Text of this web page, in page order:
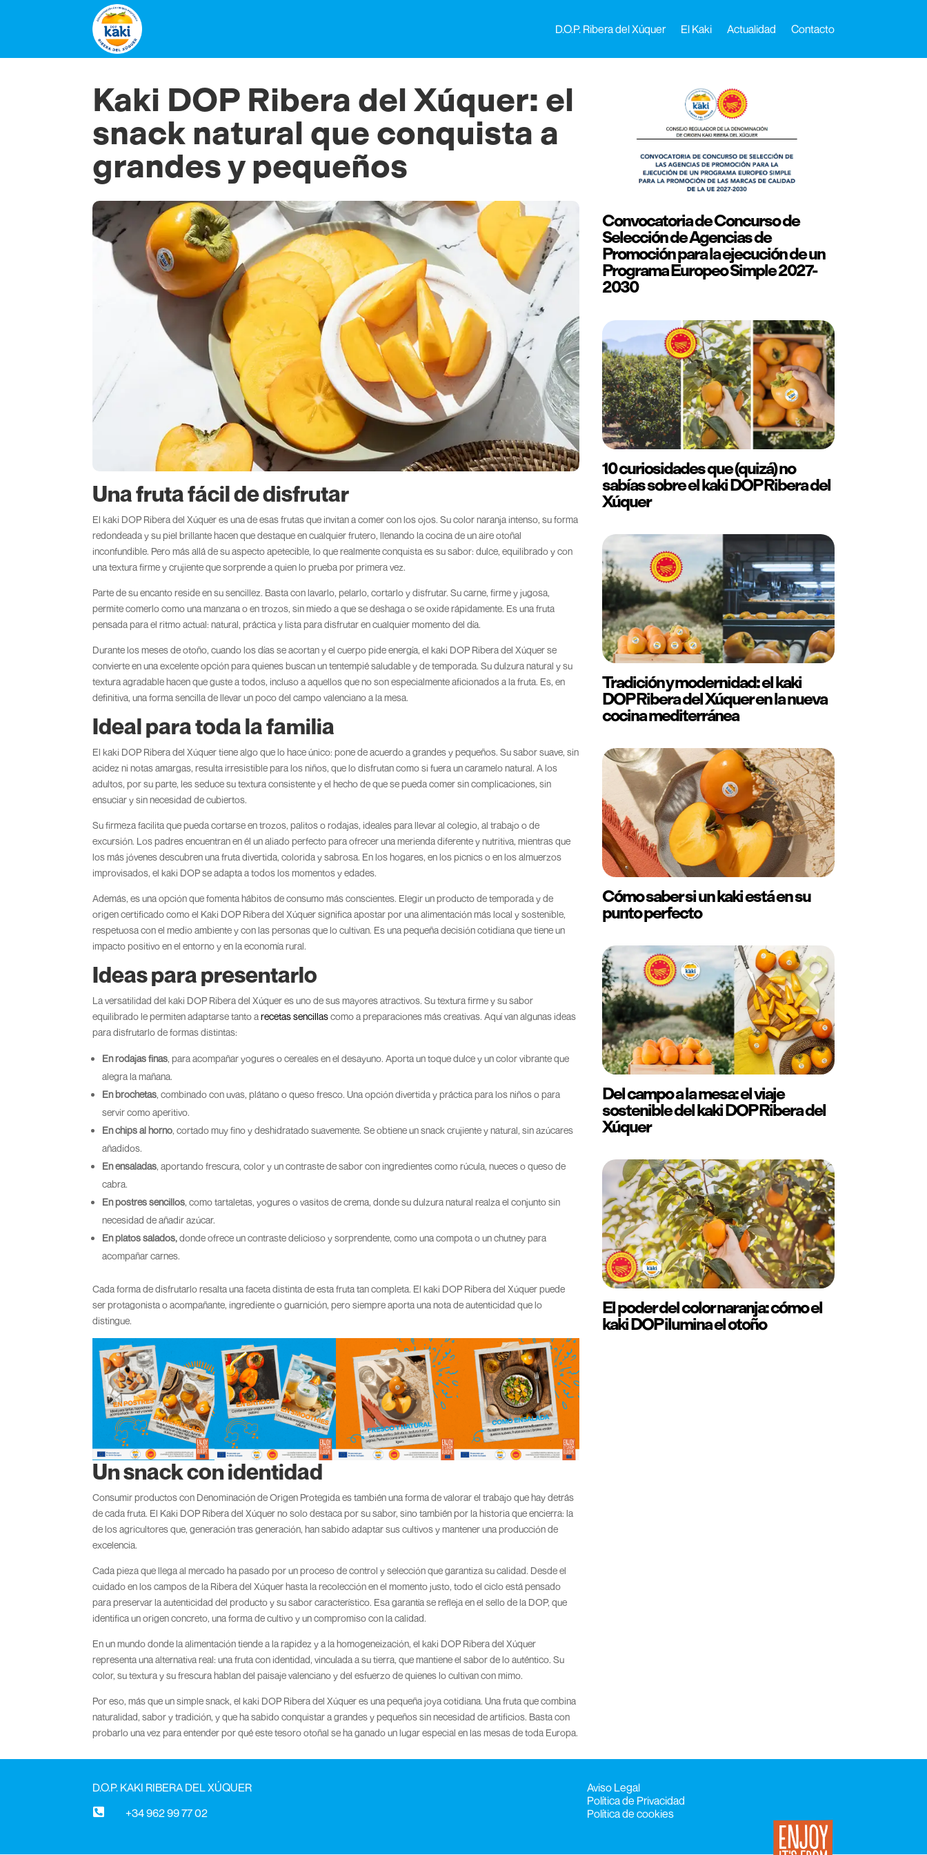
D.O.P. Ribera del Xúquer El Kaki Actualidad Contacto
Kaki DOP Ribera del Xúquer: el
snack natural que conquista a
grandes y pequeños
Una fruta fácil de disfrutar
El kaki DOP Ribera del Xúquer es una de esas frutas que invitan a comer con los ojos. Su color naranja intenso, su forma
redondeada y su piel brillante hacen que destaque en cualquier frutero, llenando la cocina de un aire otoñal
inconfundible. Pero más allá de su aspecto apetecible, lo que realmente conquista es su sabor: dulce, equilibrado y con
una textura firme y crujiente que sorprende a quien lo prueba por primera vez.
Parte de su encanto reside en su sencillez. Basta con lavarlo, pelarlo, cortarlo y disfrutar. Su carne, firme y jugosa,
permite comerlo como una manzana o en trozos, sin miedo a que se deshaga o se oxide rápidamente. Es una fruta
pensada para el ritmo actual: natural, práctica y lista para disfrutar en cualquier momento del día.
Durante los meses de otoño, cuando los días se acortan y el cuerpo pide energía, el kaki DOP Ribera del Xúquer se
convierte en una excelente opción para quienes buscan un tentempié saludable y de temporada. Su dulzura natural y su
textura agradable hacen que guste a todos, incluso a aquellos que no son especialmente aficionados a la fruta. Es, en
definitiva, una forma sencilla de llevar un poco del campo valenciano a la mesa.
Ideal para toda la familia
El kaki DOP Ribera del Xúquer tiene algo que lo hace único: pone de acuerdo a grandes y pequeños. Su sabor suave, sin
acidez ni notas amargas, resulta irresistible para los niños, que lo disfrutan como si fuera un caramelo natural. A los
adultos, por su parte, les seduce su textura consistente y el hecho de que se pueda comer sin complicaciones, sin
ensuciar y sin necesidad de cubiertos.
Su firmeza facilita que pueda cortarse en trozos, palitos o rodajas, ideales para llevar al colegio, al trabajo o de
excursión. Los padres encuentran en él un aliado perfecto para ofrecer una merienda diferente y nutritiva, mientras que
los más jóvenes descubren una fruta divertida, colorida y sabrosa. En los hogares, en los picnics o en los almuerzos
improvisados, el kaki DOP se adapta a todos los momentos y edades.
Además, es una opción que fomenta hábitos de consumo más conscientes. Elegir un producto de temporada y de
origen certificado como el Kaki DOP Ribera del Xúquer significa apostar por una alimentación más local y sostenible,
respetuosa con el medio ambiente y con las personas que lo cultivan. Es una pequeña decisión cotidiana que tiene un
impacto positivo en el entorno y en la economía rural.
Ideas para presentarlo
La versatilidad del kaki DOP Ribera del Xúquer es uno de sus mayores atractivos. Su textura firme y su sabor
equilibrado le permiten adaptarse tanto arecetas sencillascomo a preparaciones más creativas. Aquí van algunas ideas
para disfrutarlo de formas distintas:
En rodajas finas, para acompañar yogures o cereales en el desayuno. Aporta un toque dulce y un color vibrante que
alegra la mañana.
En brochetas, combinado con uvas, plátano o queso fresco. Una opción divertida y práctica para los niños o para
servir como aperitivo.
En chips al horno, cortado muy fino y deshidratado suavemente. Se obtiene un snack crujiente y natural, sin azúcares
añadidos.
En ensaladas, aportando frescura, color y un contraste de sabor con ingredientes como rúcula, nueces o queso de
cabra.
En postres sencillos, como tartaletas, yogures o vasitos de crema, donde su dulzura natural realza el conjunto sin
necesidad de añadir azúcar.
En platos salados,donde ofrece un contraste delicioso y sorprendente, como una compota o un chutney para
acompañar carnes.
Cada forma de disfrutarlo resalta una faceta distinta de esta fruta tan completa. El kaki DOP Ribera del Xúquer puede
ser protagonista o acompañante, ingrediente o guarnición, pero siempre aporta una nota de autenticidad que lo
distingue.
Un snack con identidad
Consumir productos con Denominación de Origen Protegida es también una forma de valorar el trabajo que hay detrás
de cada fruta. El Kaki DOP Ribera del Xúquer no solo destaca por su sabor, sino también por la historia que encierra: la
de los agricultores que, generación tras generación, han sabido adaptar sus cultivos y mantener una producción de
excelencia.
Cada pieza que llega al mercado ha pasado por un proceso de control y selección que garantiza su calidad. Desde el
cuidado en los campos de la Ribera del Xúquer hasta la recolección en el momento justo, todo el ciclo está pensado
para preservar la autenticidad del producto y su sabor característico. Esa garantía se refleja en el sello de la DOP, que
identifica un origen concreto, una forma de cultivo y un compromiso con la calidad.
En un mundo donde la alimentación tiende a la rapidez y a la homogeneización, el kaki DOP Ribera del Xúquer
representa una alternativa real: una fruta con identidad, vinculada a su tierra, que mantiene el sabor de lo auténtico. Su
color, su textura y su frescura hablan del paisaje valenciano y del esfuerzo de quienes lo cultivan con mimo.
Por eso, más que un simple snack, el kaki DOP Ribera del Xúquer es una pequeña joya cotidiana. Una fruta que combina
naturalidad, sabor y tradición, y que ha sabido conquistar a grandes y pequeños sin necesidad de artificios. Basta con
probarlo una vez para entender por qué este tesoro otoñal se ha ganado un lugar especial en las mesas de toda Europa.
Convocatoria de Concurso de
Selección de Agencias de
Promoción para la ejecución de un
Programa Europeo Simple 2027-
2030
10 curiosidades que (quizá) no
sabías sobre el kaki DOP Ribera del
Xúquer
Tradición y modernidad: el kaki
DOP Ribera del Xúquer en la nueva
cocina mediterránea
Cómo saber si un kaki está en su
punto perfecto
Del campo a la mesa: el viaje
sostenible del kaki DOP Ribera del
Xúquer
El poder del color naranja: cómo el
kaki DOP ilumina el otoño
D.O.P. KAKI RIBERA DEL XÚQUER
 +34 962 99 77 02
Aviso Legal
Política de Privacidad
Política de cookies